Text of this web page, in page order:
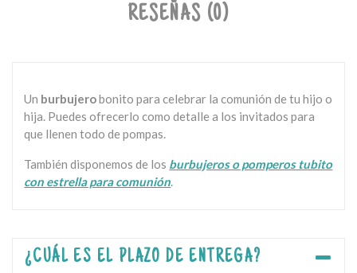
RESEÑAS (0)
Un burbujerobonito para celebrar la comunión de tu hijo o
hija. Puedes ofrecerlo como detalle a los invitados para
que llenen todo de pompas.
También disponemos de los burbujeros o pomperos tubito
con estrella para comunión.
¿CUÁL ES EL PLAZO DE ENTREGA?